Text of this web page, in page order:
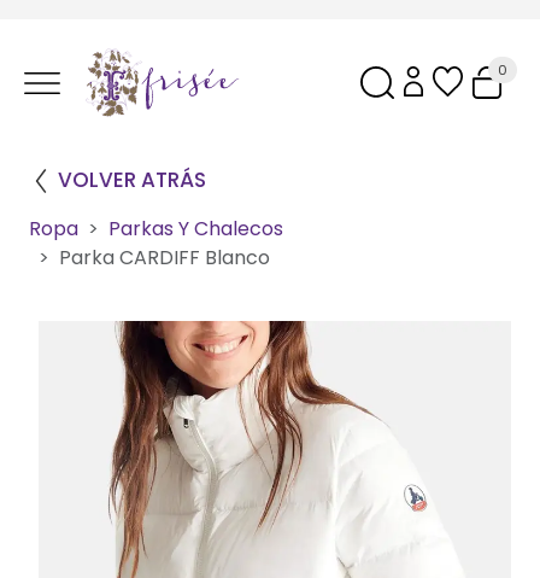
0
VOLVER ATRÁS
Ropa
Parkas Y Chalecos
Parka CARDIFF Blanco